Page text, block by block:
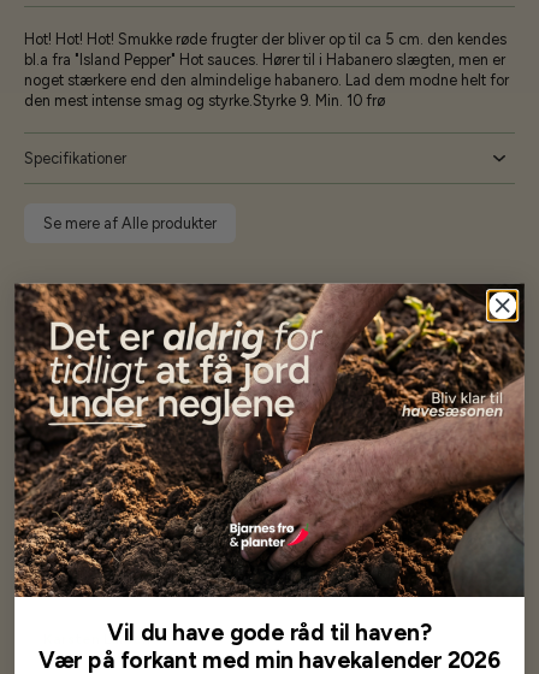
Hot! Hot! Hot! Smukke røde frugter der bliver op til ca 5 cm. den kendes
bl.a fra "Island Pepper" Hot sauces. Hører til i Habanero slægten, men er
noget stærkere end den almindelige habanero. Lad dem modne helt for
den mest intense smag og styrke.Styrke 9. Min. 10 frø
Specifikationer
Se mere af Alle produkter
Vores kundersiger...
Har altid kun mødt god vejledning og hjælp fra Barney (Bjarne)
Har lige i går modtaget de fineste asparges kroner med posten
wauw en god kvalitet og størrelse.
Som skrevet før når jeg har skrevet med Bjarne har jeg altid mødt
venlighed og god service.
Jeg vil klart anbefale andre at købe her fra
Karsten LarsenVil du have gode råd til haven?
Vær på forkant med min havekalender 2026